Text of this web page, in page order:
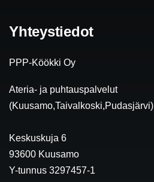
Yhteystiedot
PPP-Köökki Oy
Ateria- ja puhtauspalvelut
(Kuusamo,Taivalkoski,Pudasjärvi)
Keskuskuja 6
93600 Kuusamo
Y-tunnus 3297457-1